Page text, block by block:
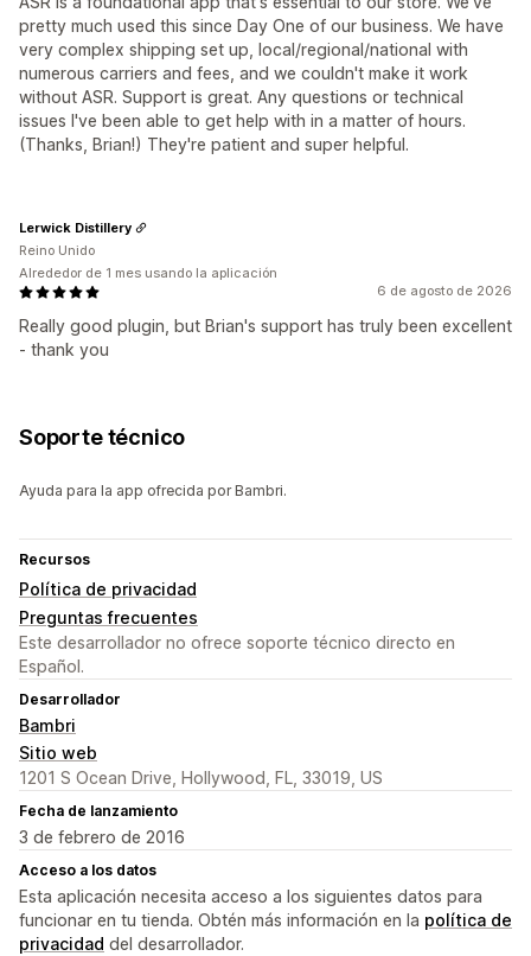
pretty much used this since Day One of our business. We have
very complex shipping set up, local/regional/national with
numerous carriers and fees, and we couldn't make it work
without ASR. Support is great. Any questions or technical
issues I've been able to get help with in a matter of hours.
(Thanks, Brian!) They're patient and super helpful.
6 de agosto de 2026
Really good plugin, but Brian's support has truly been excellent
- thank you
Lerwick Distillery
Reino Unido
Alrededor de 1 mes usando la aplicación
Soporte técnico
Ayuda para la app ofrecida por Bambri.
Recursos
Política de privacidad
Preguntas frecuentes
Este desarrollador no ofrece soporte técnico directo en
Español.
Desarrollador
Bambri
Sitio web
1201 S Ocean Drive, Hollywood, FL, 33019, US
Fecha de lanzamiento
3 de febrero de 2016
Acceso a los datos
Esta aplicación necesita acceso a los siguientes datos para
funcionar en tu tienda. Obtén más información en la política de
privacidad del desarrollador.